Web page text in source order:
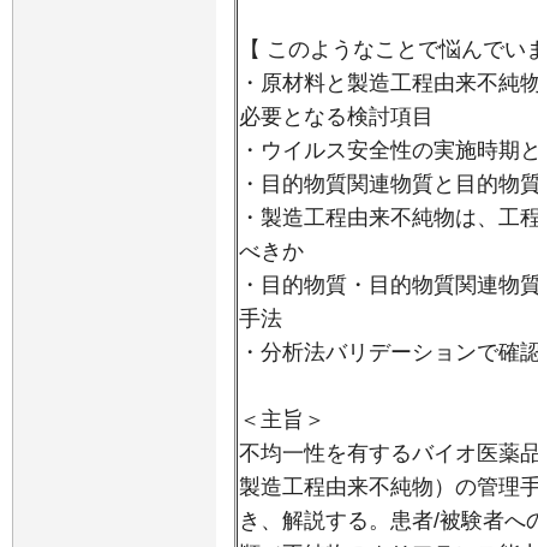
【 このようなことで悩んでい
・原材料と製造工程由来不純
必要となる検討項目
・ウイルス安全性の実施時期
・目的物質関連物質と目的物
・製造工程由来不純物は、工
べきか
・目的物質・目的物質関連物
手法
・分析法バリデーションで確
＜主旨＞
不均一性を有するバイオ医薬
製造工程由来不純物）の管理
き、解説する。患者/被験者